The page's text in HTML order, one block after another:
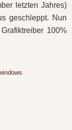
letzten Jahres)
geschleppt. Nun
100%